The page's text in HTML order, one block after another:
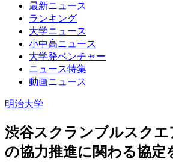
最新ニュース
ランキング
大学ニュース
小中高ニュース
大学発ベンチャー
ニュース特集
動画ニュース
明治大学
渋谷スクランブルスクエ
の協力推進に関わる協定